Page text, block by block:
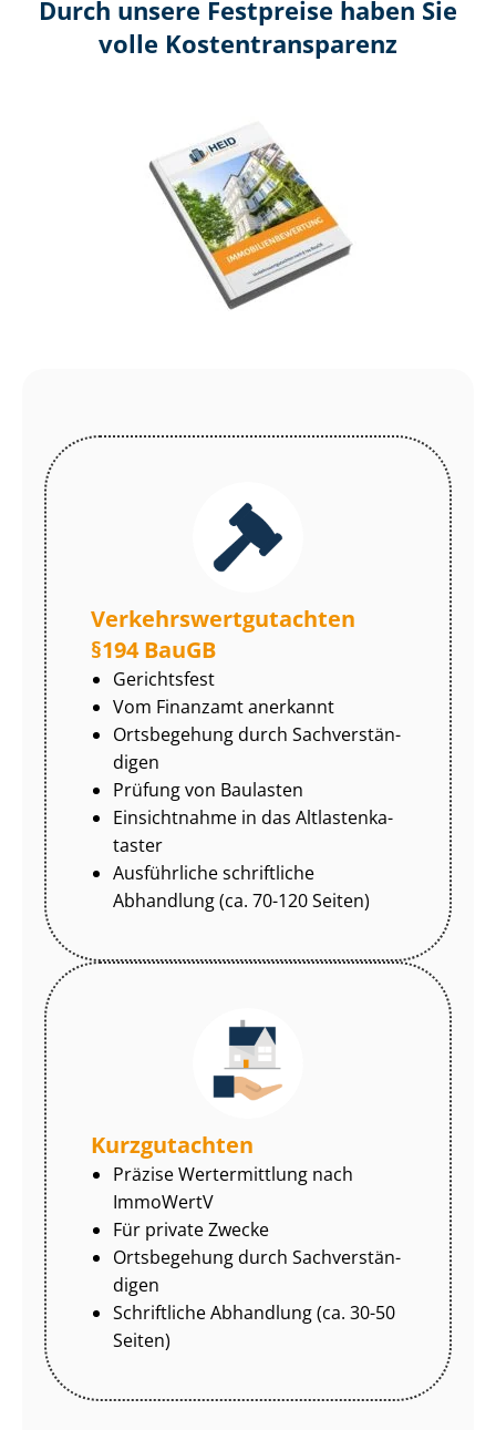
Durch unsere Festpreise haben Sie
volle Kosten­transparenz
Ver­kehrs­wert­gut­ach­ten
§194 BauGB
Gerichtsfest
Vom Finanzamt anerkannt
Ortsbegehung durch Sach­ver­stän­
di­gen
Prüfung von Baulasten
Einsichtnahme in das Alt­las­ten­ka­
tas­ter
Ausführliche schriftliche
Abhandlung (ca. 70-120 Seiten)
Kurzgutachten
Präzise Wertermittlung nach
ImmoWertV
Für private Zwecke
Ortsbegehung durch Sach­ver­stän­
di­gen
Schriftliche Abhandlung (ca. 30-50
Seiten)